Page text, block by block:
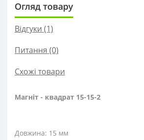
Огляд товару
Відгуки (1)
Питання (0)
Схожі товари
Магніт - квадрат 15-15-2
Довжина: 15 мм